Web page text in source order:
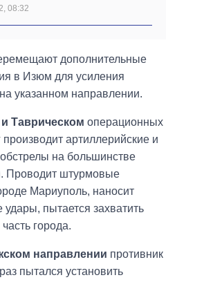
08:32
дополнительные
в Изюм для усиления
указанном направлении.
Таврическом операционных
производит артиллерийские и
на большинстве
Проводит штурмовые
Мариуполь, наносит
пытается захватить
города.
направлении противник
пытался установить